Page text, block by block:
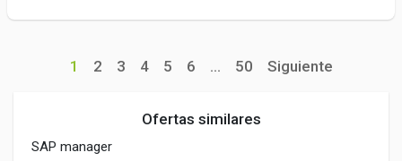
1 2 3 4 5 6 ... 50 Siguiente
Ofertas similares
SAP manager